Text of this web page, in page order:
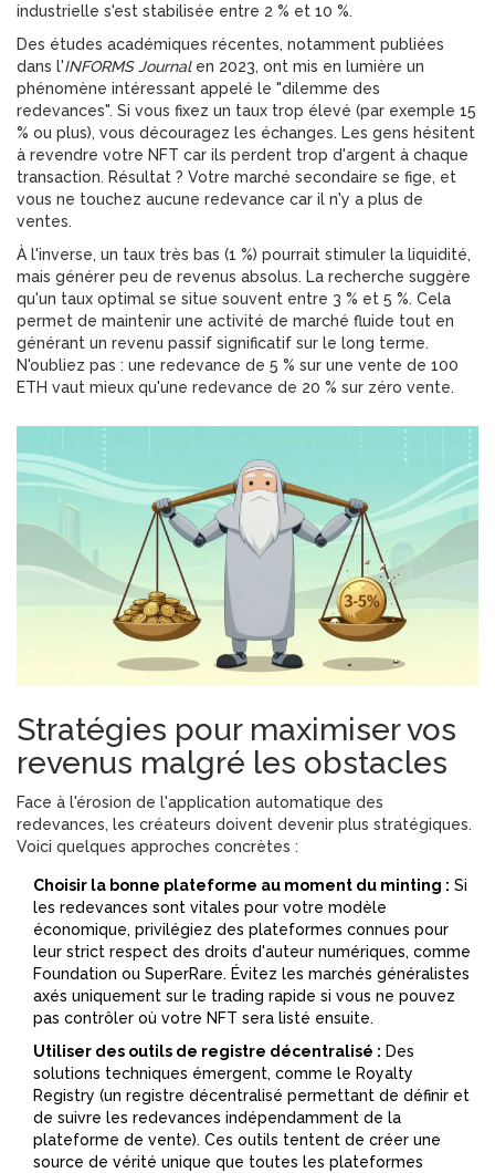
industrielle s'est stabilisée entre 2 % et 10 %.
Des études académiques récentes, notamment publiées
dans l'INFORMS Journalen 2023, ont mis en lumière un
phénomène intéressant appelé le "dilemme des
redevances". Si vous fixez un taux trop élevé (par exemple 15
% ou plus), vous découragez les échanges. Les gens hésitent
à revendre votre NFT car ils perdent trop d'argent à chaque
transaction. Résultat ? Votre marché secondaire se fige, et
vous ne touchez aucune redevance car il n'y a plus de
ventes.
À l'inverse, un taux très bas (1 %) pourrait stimuler la liquidité,
mais générer peu de revenus absolus. La recherche suggère
qu'un taux optimal se situe souvent entre 3 % et 5 %. Cela
permet de maintenir une activité de marché fluide tout en
générant un revenu passif significatif sur le long terme.
N'oubliez pas : une redevance de 5 % sur une vente de 100
ETH vaut mieux qu'une redevance de 20 % sur zéro vente.
Stratégies pour maximiser vos
revenus malgré les obstacles
Face à l'érosion de l'application automatique des
redevances, les créateurs doivent devenir plus stratégiques.
Voici quelques approches concrètes :
Choisir la bonne plateforme au moment du minting : Si
les redevances sont vitales pour votre modèle
économique, privilégiez des plateformes connues pour
leur strict respect des droits d'auteur numériques, comme
Foundation ou SuperRare. Évitez les marchés généralistes
axés uniquement sur le trading rapide si vous ne pouvez
pas contrôler où votre NFT sera listé ensuite.
Utiliser des outils de registre décentralisé : Des
solutions techniques émergent, comme le Royalty
Registry (un registre décentralisé permettant de définir et
de suivre les redevances indépendamment de la
plateforme de vente). Ces outils tentent de créer une
source de vérité unique que toutes les plateformes